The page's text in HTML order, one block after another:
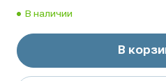
В наличии
В